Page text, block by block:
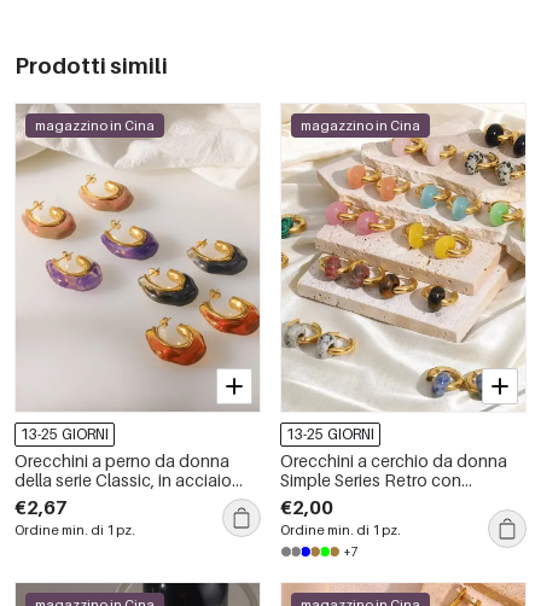
Prodotti simili
magazzino in Cina
13-25 GIORNI
Orecchini a perno da donna
della serie Classic, in acciaio
inossidabile, impermeabili, color
oro, con forma geometrica retrò.
€2,67
Ordine min. di 1 pz.
magazzino in Cina
13-25 GIORNI
Orecchini a cerchio da donna
Simple Series Retro con
sfumatura di colore, in acciaio
inossidabile, impermeabili, color
oro e pietra naturale.
€2,00
Ordine min. di 1 pz.
+7